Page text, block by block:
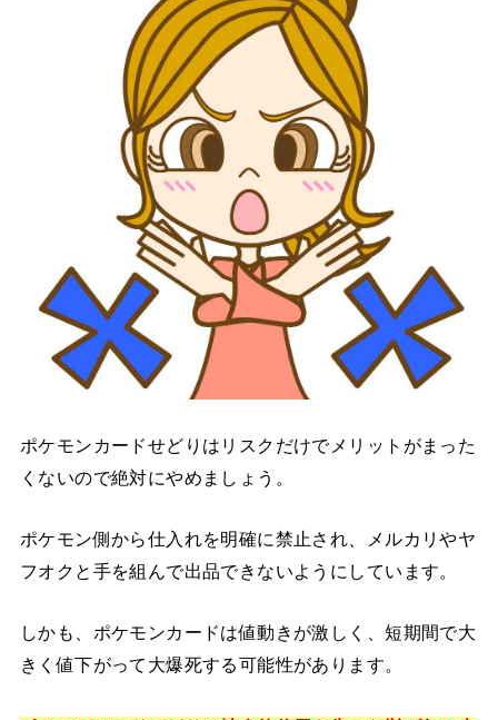
ポケモンカードせどりはリスクだけでメリットがまった
くないので絶対にやめましょう。
ポケモン側から仕入れを明確に禁止され、メルカリやヤ
フオクと手を組んで出品できないようにしています。
しかも、ポケモンカードは値動きが激しく、短期間で大
きく値下がって大爆死する可能性があります。